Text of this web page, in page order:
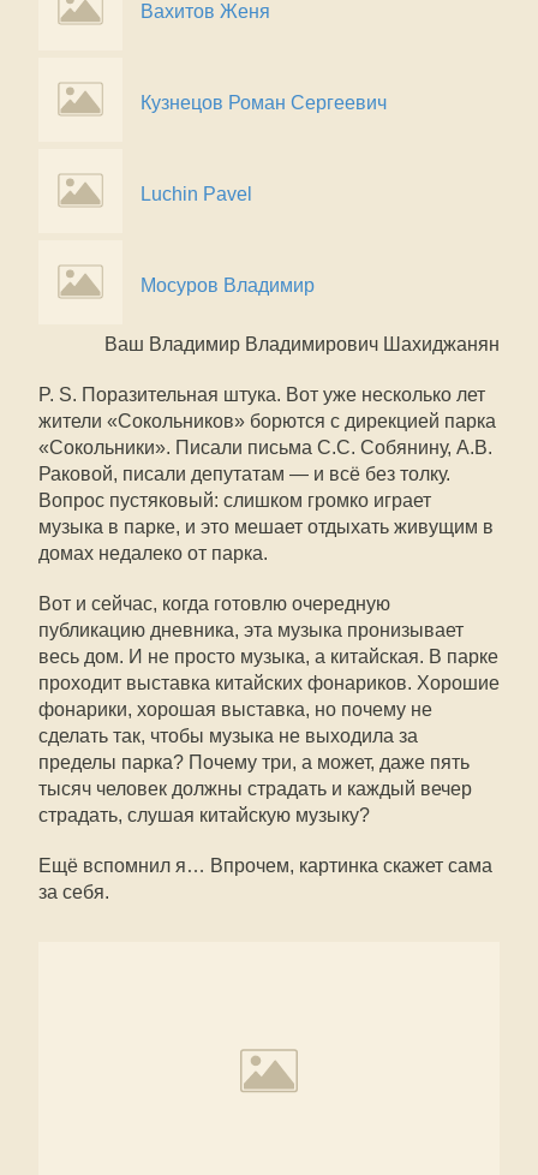
Вахитов Женя
Кузнецов Роман Сергеевич
Luchin Pavel
Мосуров Владимир
Ваш Владимир Владимирович Шахиджанян
P. S. Поразительная штука. Вот уже несколько лет
жители «Сокольников» борются с дирекцией парка
«Сокольники». Писали письма С.С. Собянину, А.В.
Раковой, писали депутатам — и всё без толку.
Вопрос пустяковый: слишком громко играет
музыка в парке, и это мешает отдыхать живущим в
домах недалеко от парка.
Вот и сейчас, когда готовлю очередную
публикацию дневника, эта музыка пронизывает
весь дом. И не просто музыка, а китайская. В парке
проходит выставка китайских фонариков. Хорошие
фонарики, хорошая выставка, но почему не
сделать так, чтобы музыка не выходила за
пределы парка? Почему три, а может, даже пять
тысяч человек должны страдать и каждый вечер
страдать, слушая китайскую музыку?
Ещё вспомнил я… Впрочем, картинка скажет сама
за себя.